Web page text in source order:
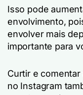
Isso pode
envolvimento,
envolver mais
importante para
Curtir e
no Instagram